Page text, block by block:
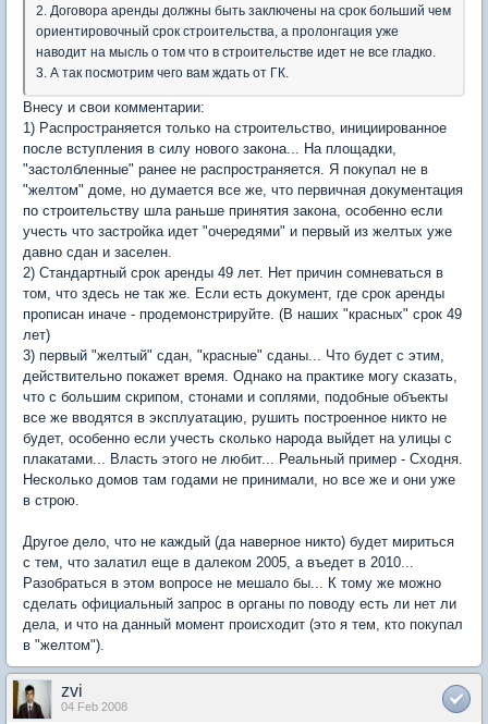
2. Договора аренды должны быть заключены на срок больший чем
ориентировочный срок строительства, а пролонгация уже
наводит на мысль о том что в строительстве идет не все гладко.
3. А так посмотрим чего вам ждать от ГК.
Внесу и свои комментарии:
1) Распространяется только на строительство, инициированное
после вступления в силу нового закона... На площадки,
"застолбленные" ранее не распространяется. Я покупал не в
"желтом" доме, но думается все же, что первичная документация
по строительству шла раньше принятия закона, особенно если
учесть что застройка идет "очередями" и первый из желтых уже
давно сдан и заселен.
2) Стандартный срок аренды 49 лет. Нет причин сомневаться в
том, что здесь не так же. Если есть документ, где срок аренды
прописан иначе - продемонстрируйте. (В наших "красных" срок 49
лет)
3) первый "желтый" сдан, "красные" сданы... Что будет с этим,
действительно покажет время. Однако на практике могу сказать,
что с большим скрипом, стонами и соплями, подобные объекты
все же вводятся в эксплуатацию, рушить построенное никто не
будет, особенно если учесть сколько народа выйдет на улицы с
плакатами... Власть этого не любит... Реальный пример - Сходня.
Несколько домов там годами не принимали, но все же и они уже
в строю.
Другое дело, что не каждый (да наверное никто) будет мириться
с тем, что залатил еще в далеком 2005, а въедет в 2010...
Разобраться в этом вопросе не мешало бы... К тому же можно
сделать официальный запрос в органы по поводу есть ли нет ли
дела, и что на данный момент происходит (это я тем, кто покупал
в "желтом").
zvi
04 Feb 2008